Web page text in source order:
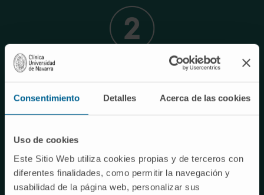
Consentimiento Detalles Acerca de las cookies
Uso de cookies
Este Sitio Web utiliza cookies propias y de terceros con
diferentes finalidades, como permitir la navegación y
usabilidad de la página web, personalizar sus
Desarrollar tecnología de última generación que
permita secuenciar